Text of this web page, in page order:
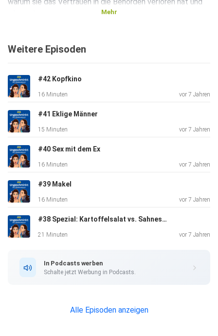
Wo finden Opfer von sexueller Gewalt Hilfe und
wie geht es Nina heute eigentlich?
Mehr
Weitere Episoden
#42 Kopfkino
16 Minuten vor 7 Jahren
#41 Eklige Männer
15 Minuten vor 7 Jahren
#40 Sex mit dem Ex
16 Minuten vor 7 Jahren
#39 Makel
16 Minuten vor 7 Jahren
#38 Spezial: Kartoffelsalat vs. Sahneschnitte
21 Minuten vor 7 Jahren
In Podcasts werben
Schalte jetzt Werbung in Podcasts.
Alle Episoden anzeigen